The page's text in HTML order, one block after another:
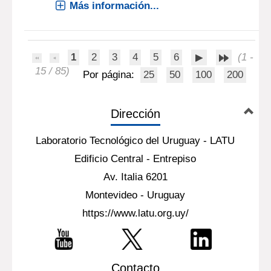
Más información...
1 2 3 4 5 6
(1 -
15 / 85)
Por página: 25 50 100 200
Dirección
Laboratorio Tecnológico del Uruguay - LATU
Edificio Central - Entrepiso
Av. Italia 6201
Montevideo - Uruguay
https://www.latu.org.uy/
Contacto